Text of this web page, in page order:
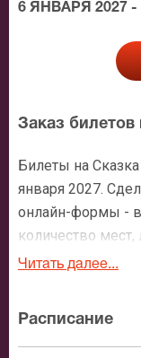
6 ЯНВАРЯ 2027 -
Заказ билетов
Билеты на
января 2027.
онлайн-формы -
количество
+7 (495) 921-35-
мест в
утвердит адрес
Читать далее...
Расписание